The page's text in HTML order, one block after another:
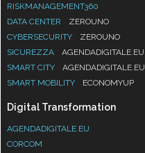
RISKMANAGEMENT360
DATA CENTER
ZEROUNO
CYBERSECURITY
ZEROUNO
SICUREZZA
AGENDADIGITALE.EU
SMART CITY
AGENDADIGITALE.EU
SMART MOBILITY
ECONOMYUP
Digital Transformation
AGENDADIGITALE.EU
CORCOM